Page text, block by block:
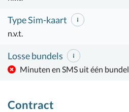
Type Sim-kaart
n.v.t.
Losse bundels
Minuten en SMS uit één bundel
Contract